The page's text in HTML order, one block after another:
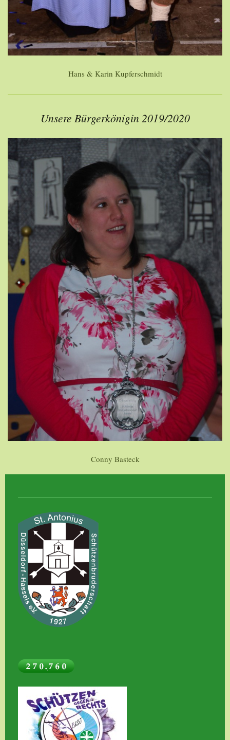
Hans & Karin Kupferschmidt
Unsere Bürgerkönigin 2019/2020
Conny Basteck